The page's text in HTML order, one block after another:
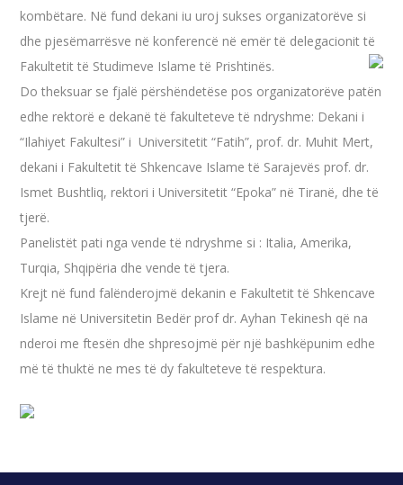
kombëtare. Në fund dekani iu uroj sukses organizatorëve si
dhe pjesëmarrësve në konferencë në emër të delegacionit të
Fakultetit të Studimeve Islame të Prishtinës.
Do theksuar se fjalë përshëndetëse pos organizatorëve patën
edhe rektorë e dekanë të fakulteteve të ndryshme: Dekani i
“Ilahiyet Fakultesi” i Universitetit “Fatih”, prof. dr. Muhit Mert,
dekani i Fakultetit të Shkencave Islame të Sarajevës prof. dr.
Ismet Bushtliq, rektori i Universitetit “Epoka” në Tiranë, dhe të
tjerë.
Panelistët pati nga vende të ndryshme si : Italia, Amerika,
Turqia, Shqipëria dhe vende të tjera.
Krejt në fund falënderojmë dekanin e Fakultetit të Shkencave
Islame në Universitetin Bedër prof dr. Ayhan Tekinesh që na
nderoi me ftesën dhe shpresojmë për një bashkëpunim edhe
më të thuktë ne mes të dy fakulteteve të respektura.